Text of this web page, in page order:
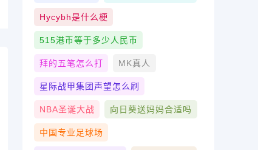
Hycybh是什么梗
515港币等于多少人民币
拜的五笔怎么打 MK真人
星际战甲集团声望怎么刷
NBA圣诞大战 向日葵送妈妈合适吗
中国专业足球场